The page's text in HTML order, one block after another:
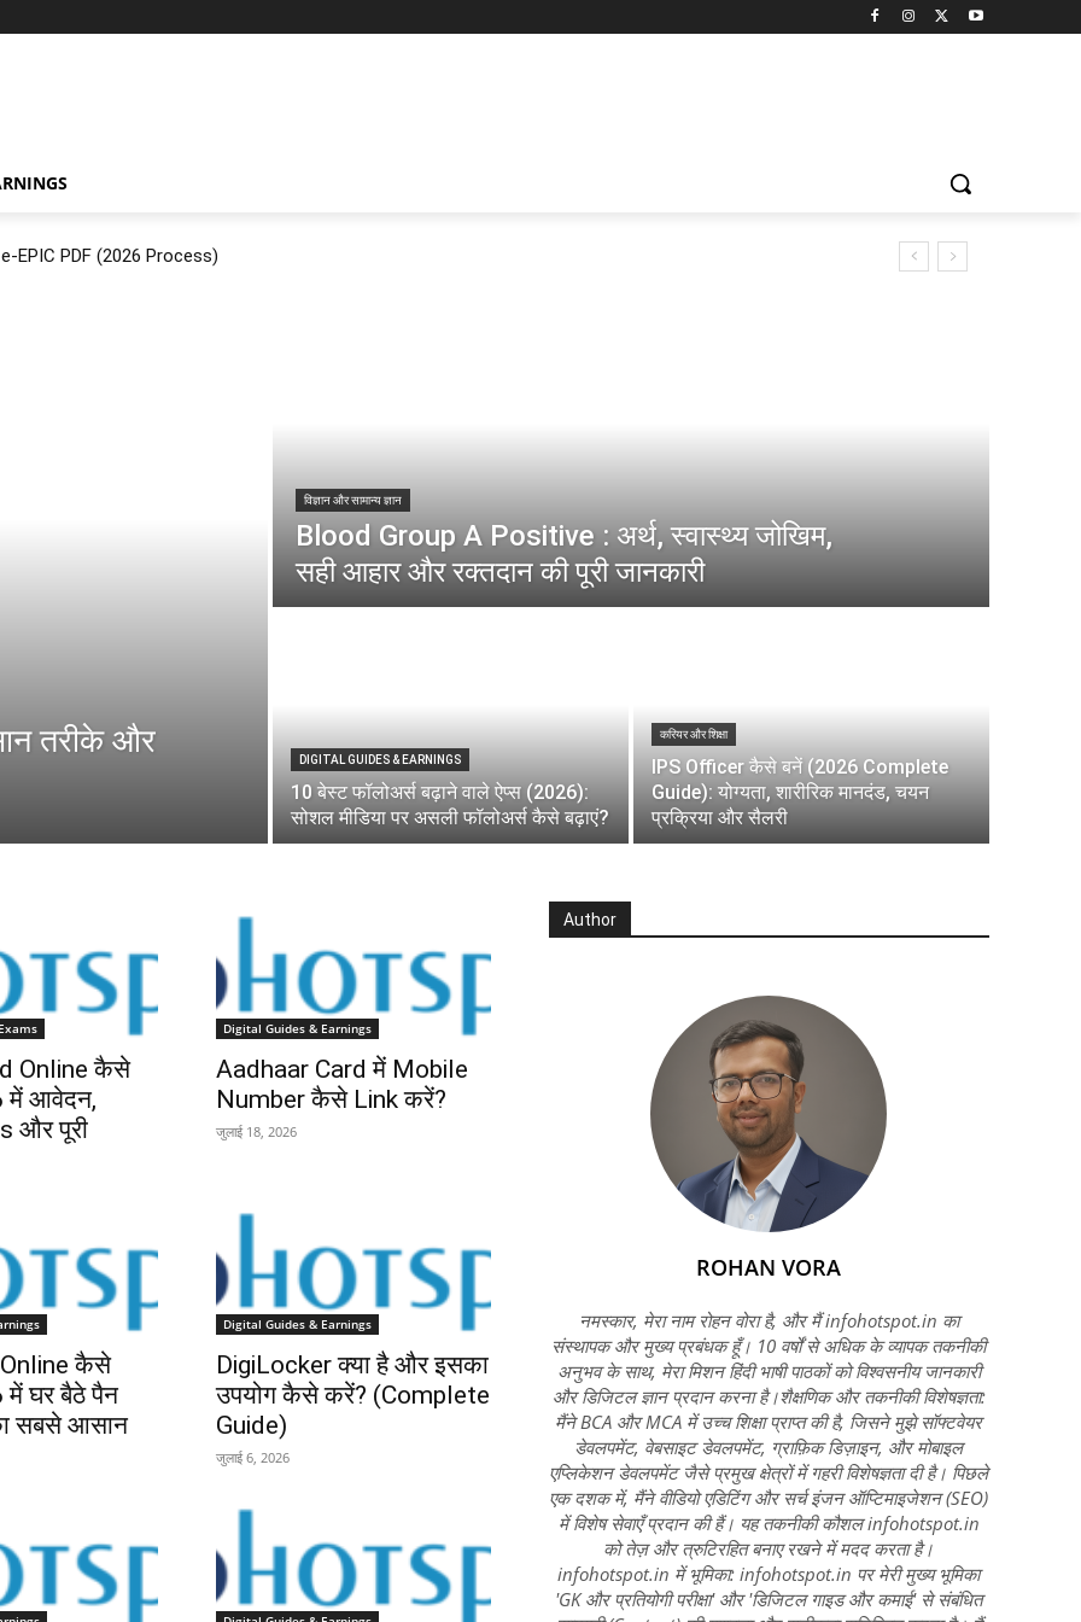
EPIC PDF (2026 Process)
तरीके और
विज्ञान और सामान्य ज्ञान
Blood Group A Positive : अर्थ, स्वास्थ्य जोखिम,
सही आहार और रक्तदान की पूरी जानकारी
DIGITAL GUIDES & EARNINGS
10 बेस्ट फॉलोअर्स बढ़ाने वाले ऐप्स (2026):
सोशल मीडिया पर असली फॉलोअर्स कैसे बढ़ाएं?
करियर और शिक्षा
IPS Officer कैसे बनें (2026 Complete
Guide): योग्यता, शारीरिक मानदंड, चयन
प्रक्रिया और सैलरी
Online कैसे
में आवेदन,
और पूरी
Digital Guides & Earnings
Aadhaar Card में Mobile
Number कैसे Link करें?
जुलाई 18, 2026
कैसे
में घर बैठे पैन
सबसे आसान
Digital Guides & Earnings
DigiLocker क्या है और इसका
उपयोग कैसे करें? (Complete
Guide)
जुलाई 6, 2026
Author
ROHAN VORA
नमस्कार, मेरा नाम रोहन वोरा है, और मैं infohotspot.in का
संस्थापक और मुख्य प्रबंधक हूँ। 10 वर्षों से अधिक के व्यापक तकनीकी
अनुभव के साथ, मेरा मिशन हिंदी भाषी पाठकों को विश्वसनीय जानकारी
और डिजिटल ज्ञान प्रदान करना है।शैक्षणिक और तकनीकी विशेषज्ञता:
मैंने BCA और MCA में उच्च शिक्षा प्राप्त की है, जिसने मुझे सॉफ्टवेयर
डेवलपमेंट, वेबसाइट डेवलपमेंट, ग्राफ़िक डिज़ाइन, और मोबाइल
एप्लिकेशन डेवलपमेंट जैसे प्रमुख क्षेत्रों में गहरी विशेषज्ञता दी है। पिछले
एक दशक में, मैंने वीडियो एडिटिंग और सर्च इंजन ऑप्टिमाइजेशन (SEO)
में विशेष सेवाएँ प्रदान की हैं। यह तकनीकी कौशल infohotspot.in
को तेज़ और त्रुटिरहित बनाए रखने में मदद करता है।
infohotspot.in में भूमिका: infohotspot.in पर मेरी मुख्य भूमिका
'GK और प्रतियोगी परीक्षा' और 'डिजिटल गाइड और कमाई' से संबंधित